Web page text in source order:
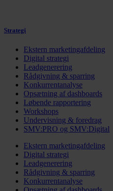
Strategi
Ekstern marketingafdeling
Digital strategi
Leadgenerering
Rådgivning & sparring
Konkurrentanalyse
Opsætning af dashboards
Løbende rapportering
Workshops
Undervisning & foredrag
SMV:PRO og SMV:Digital
Ekstern marketingafdeling
Digital strategi
Leadgenerering
Rådgivning & sparring
Konkurrentanalyse